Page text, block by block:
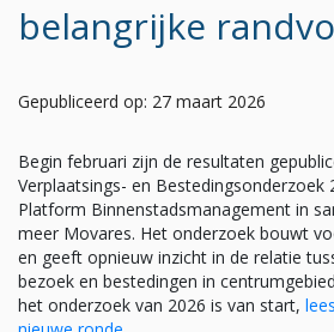
belangrijke
Gepubliceerd op: 27 maart 2026
Begin februari zijn de resultaten
Verplaatsings- en
Platform Binnenstadsmanagement in
meer Movares. Het onderzoek bouwt
en geeft opnieuw inzicht in de relatie
bezoek en bestedingen in
het onderzoek van 2026 is van start,